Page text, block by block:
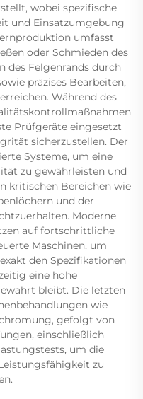
wobei spezifische
und Einsatzumgebung
umfasst
oder Schmieden des
des Felgenrands durch
präzises Bearbeiten,
Während des
Prüfgeräte eingesetzt
sicherzustellen. Der
Systeme, um eine
zu gewährleisten und
kritischen Bereichen wie
und der
Moderne
auf fortschrittliche
Maschinen, um
den Spezifikationen
eine hohe
bleibt. Die letzten
wie
gefolgt von
einschließlich
um die
zu